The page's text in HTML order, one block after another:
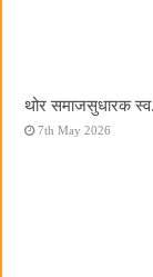
थोर समाजसुधारक स्व.
7th May 2026